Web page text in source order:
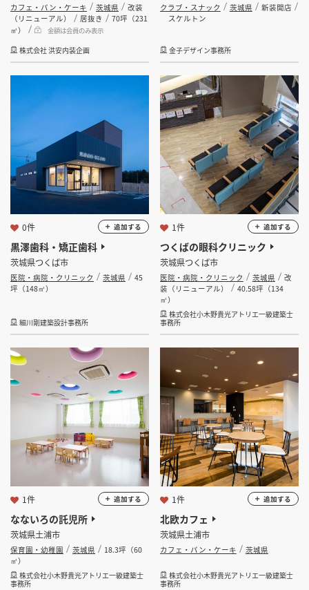
カフェ・パン・ケーキ 茨城県
改装
（リニューアル）
居抜き
70坪（231
㎡）
金額は会員のみ表示
株式会社 洪安内装企画
クラブ・スナック 茨城県
新装開店
スケルトン
金子デザイン事務所
黒澤歯科・矯正歯科
茨城県つくば市
医院・病院・クリニック 茨城県
45
坪（148㎡）
細川剛建築設計事務所
0件 追加する
つくばの眼科クリニック
茨城県つくば市
医院・病院・クリニック 茨城県
改
装（リニューアル）
40.58坪（134
㎡）
株式会社小木野貴光アトリエ一級建築士
事務所
1件 追加する
なないろの託児所
茨城県土浦市
保育園・幼稚園 茨城県
18.3坪（60
㎡）
株式会社小木野貴光アトリエ一級建築士
事務所
1件 追加する
北欧カフェ
茨城県土浦市
カフェ・パン・ケーキ 茨城県
株式会社小木野貴光アトリエ一級建築士
事務所
1件 追加する